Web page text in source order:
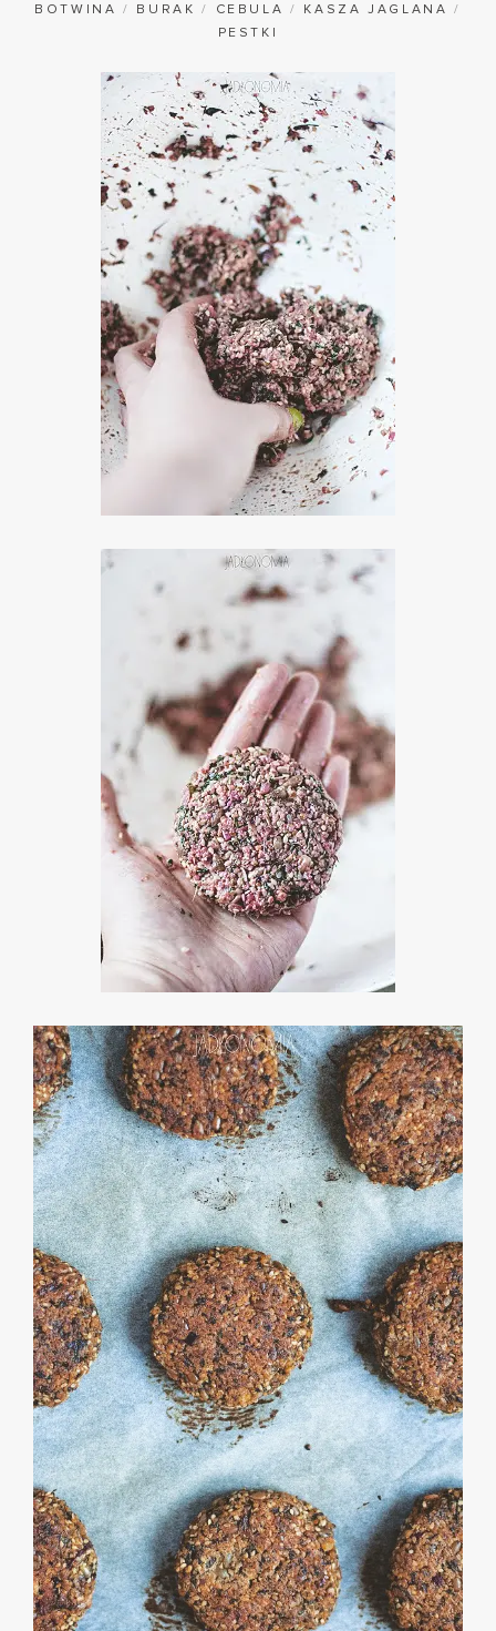
BOTWINA / BURAK / CEBULA / KASZA JAGLANA /
PESTKI